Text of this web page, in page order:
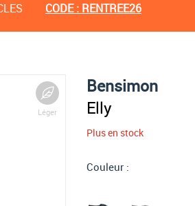
CODE : RENTREE26
Léger
Bensimon
Elly
Plus en stock
Couleur :